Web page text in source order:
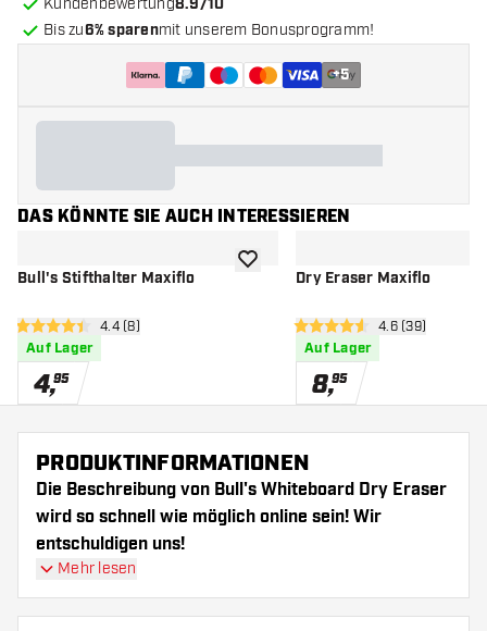
Kundenbewertung8.9/10
Bis zu6% sparenmit unserem Bonusprogramm!
+5
DAS KÖNNTE SIE AUCH INTERESSIEREN
Bull's Stifthalter Maxiflo
Bewertungsbereich öffnen
4.4 Bewertungssterne
4.4 (8)
Auf Lager
4,95
Zur Wunschliste hinzufügen
Dry Eraser Maxiflo
4.6 Bewertungssterne
4.6 (39)
Auf Lager
8,95
PRODUKTINFORMATIONEN
Die Beschreibung von Bull's Whiteboard Dry Eraser
wird so schnell wie möglich online sein! Wir
entschuldigen uns!
Mehr lesen